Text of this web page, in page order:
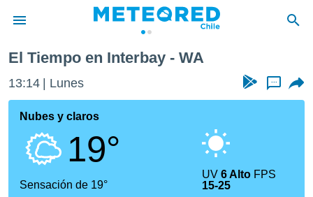
de
por
que se
calidad.
a este
las
El Tiempo en Interbay - WA
13:14 Lunes ...
Nubes y claros
19°
Sensación de 19°
UV6 Alto FPS
15-25